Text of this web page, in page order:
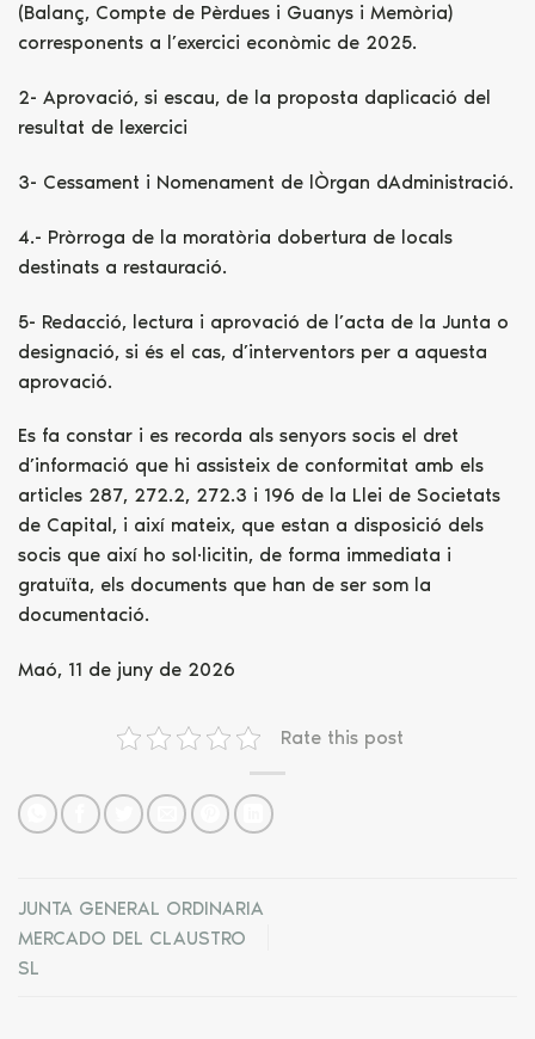
(Balanç, Compte de Pèrdues i Guanys i Memòria)
corresponents a l’exercici econòmic de 2025.
2- Aprovació, si escau, de la proposta daplicació del
resultat de lexercici
3- Cessament i Nomenament de lÒrgan dAdministració.
4.- Pròrroga de la moratòria dobertura de locals
destinats a restauració.
5- Redacció, lectura i aprovació de l’acta de la Junta o
designació, si és el cas, d’interventors per a aquesta
aprovació.
Es fa constar i es recorda als senyors socis el dret
d’informació que hi assisteix de conformitat amb els
articles 287, 272.2, 272.3 i 196 de la Llei de Societats
de Capital, i així mateix, que estan a disposició dels
socis que així ho sol·licitin, de forma immediata i
gratuïta, els documents que han de ser som la
documentació.
Maó, 11 de juny de 2026
Rate this post
JUNTA GENERAL ORDINARIA
MERCADO DEL CLAUSTRO
SL